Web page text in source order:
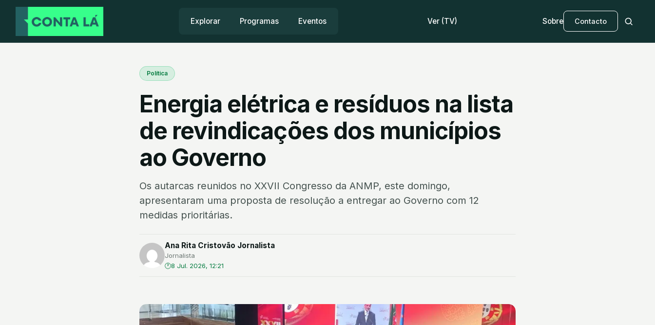
Explorar Programas Eventos Ver (TV) Sobre Contacto
Política
Energia elétrica e resíduos na lista
de revindicações dos municípios
ao Governo
Os autarcas reunidos no XXVII Congresso da ANMP, este domingo,
apresentaram uma proposta de resolução a entregar ao Governo com 12
medidas prioritárias.
Ana Rita Cristovão Jornalista
Jornalista
8 Jul. 2026, 12:21